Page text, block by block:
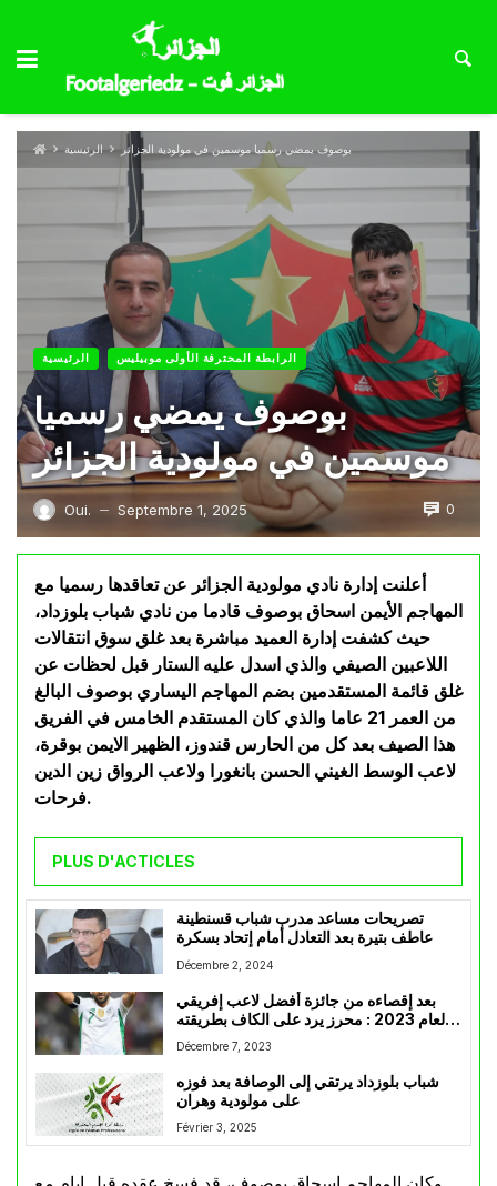
الرئيسية بوصوف يمضي رسميا موسمين في مولودية الجزائر
الرئيسية الرابطة المحترفة الأولى موبيليس
بوصوف يمضي رسميا
موسمين في مولودية الجزائر
Oui. — Septembre 1, 2025 0
أعلنت إدارة نادي مولودية الجزائر عن تعاقدها رسميا مع
المهاجم الأيمن اسحاق بوصوف قادما من نادي شباب بلوزداد،
حيث كشفت إدارة العميد مباشرة بعد غلق سوق انتقالات
اللاعبين الصيفي والذي اسدل عليه الستار قبل لحظات عن
غلق قائمة المستقدمين بضم المهاجم اليساري بوصوف البالغ
من العمر 21 عاما والذي كان المستقدم الخامس في الفريق
هذا الصيف بعد كل من الحارس قندوز، الظهير الايمن بوقرة،
لاعب الوسط الغيني الحسن بانغورا ولاعب الرواق زين الدين
فرحات.
PLUS D'ACTICLES
تصريحات مساعد مدرب شباب قسنطينة
عاطف بتيرة بعد التعادل أمام إتحاد بسكرة
Décembre 2, 2024
بعد إقصاءه من جائزة أفضل لاعب إفريقي
لعام 2023 : محرز يرد على الكاف بطريقته
الخاصة
Décembre 7, 2023
شباب بلوزداد يرتقي إلى الوصافة بعد فوزه
على مولودية وهران
Février 3, 2025